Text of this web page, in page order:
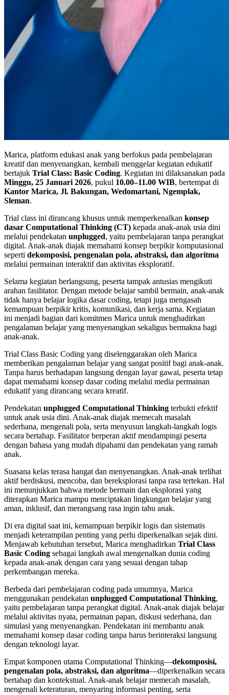
Marica, platform edukasi anak yang berfokus pada pembelajaran
kreatif dan menyenangkan, kembali menggelar kegiatan edukatif
bertajuk Trial Class: Basic Coding. Kegiatan ini dilaksanakan pada
Minggu, 25 Januari 2026, pukul 10.00–11.00 WIB, bertempat di
Kantor Marica, Jl. Bakungan, Wedomartani, Ngemplak,
Sleman.
Trial class ini dirancang khusus untuk memperkenalkan konsep
dasar Computational Thinking (CT) kepada anak-anak usia dini
melalui pendekatan unplugged, yaitu pembelajaran tanpa perangkat
digital. Anak-anak diajak memahami konsep berpikir komputasional
seperti dekomposisi, pengenalan pola, abstraksi, dan algoritma
melalui permainan interaktif dan aktivitas eksploratif.
Selama kegiatan berlangsung, peserta tampak antusias mengikuti
arahan fasilitator. Dengan metode belajar sambil bermain, anak-anak
tidak hanya belajar logika dasar coding, tetapi juga mengasah
kemampuan berpikir kritis, komunikasi, dan kerja sama. Kegiatan
ini menjadi bagian dari komitmen Marica untuk menghadirkan
pengalaman belajar yang menyenangkan sekaligus bermakna bagi
anak-anak.
Trial Class Basic Coding yang diselenggarakan oleh Marica
memberikan pengalaman belajar yang sangat positif bagi anak-anak.
Tanpa harus berhadapan langsung dengan layar gawai, peserta tetap
dapat memahami konsep dasar coding melalui media permainan
edukatif yang dirancang secara kreatif.
Pendekatan unplugged Computational Thinking terbukti efektif
untuk anak usia dini. Anak-anak diajak memecah masalah
sederhana, mengenali pola, serta menyusun langkah-langkah logis
secara bertahap. Fasilitator berperan aktif mendampingi peserta
dengan bahasa yang mudah dipahami dan pendekatan yang ramah
anak.
Suasana kelas terasa hangat dan menyenangkan. Anak-anak terlihat
aktif berdiskusi, mencoba, dan bereksplorasi tanpa rasa tertekan. Hal
ini menunjukkan bahwa metode bermain dan eksplorasi yang
diterapkan Marica mampu menciptakan lingkungan belajar yang
aman, inklusif, dan merangsang rasa ingin tahu anak.
Di era digital saat ini, kemampuan berpikir logis dan sistematis
menjadi keterampilan penting yang perlu diperkenalkan sejak dini.
Menjawab kebutuhan tersebut, Marica menghadirkan Trial Class
Basic Coding sebagai langkah awal mengenalkan dunia coding
kepada anak-anak dengan cara yang sesuai dengan tahap
perkembangan mereka.
Berbeda dari pembelajaran coding pada umumnya, Marica
menggunakan pendekatan unplugged Computational Thinking,
yaitu pembelajaran tanpa perangkat digital. Anak-anak diajak belajar
melalui aktivitas nyata, permainan papan, diskusi sederhana, dan
simulasi yang menyenangkan. Pendekatan ini membantu anak
memahami konsep dasar coding tanpa harus berinteraksi langsung
dengan teknologi layar.
Empat komponen utama Computational Thinking—dekomposisi,
pengenalan pola, abstraksi, dan algoritma—diperkenalkan secara
bertahap dan kontekstual. Anak-anak belajar memecah masalah,
mengenali keteraturan, menyaring informasi penting, serta